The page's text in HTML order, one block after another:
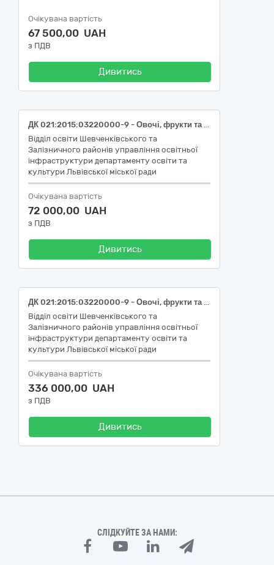
Очікувана вартість
67 500,00 UAH
з ПДВ
Дивитись
ДК 021:2015:03220000-9 - Овочі, фрукти та горіхи (полуниця свіжа, першого товарного сорту, ДСТУ 7653) для закладів дошкільної освіти Шевченківського району м.Львова
Відділ освіти Шевченківського та
Залізничного районів управління освітньої
інфраструктури департаменту освіти та
культури Львівської міської ради
Очікувана вартість
72 000,00 UAH
з ПДВ
Дивитись
ДК 021:2015:03220000-9 - Овочі, фрукти та горіхи (огірки свіжі, польові, короткоплідні (до 14см), ДСТУ 3247; помідори (томати) свіжі, польові, округлі, ДСТУ 3246; кабачки свіжі, першого товарного сорту, довжина 7-26 см; капуста цвітна свіжа, першого товарного сорту, ДСТУ 3280; петрушка молода свіжа, листкова, ДСТУ 6010; кріп свіжий, першого товарного сорту, ДСТУ 8624) для закладів дошкільної освіти Залізничного району м.Львова
Відділ освіти Шевченківського та
Залізничного районів управління освітньої
інфраструктури департаменту освіти та
культури Львівської міської ради
Очікувана вартість
336 000,00 UAH
з ПДВ
Дивитись
СЛІДКУЙТЕ ЗА НАМИ: